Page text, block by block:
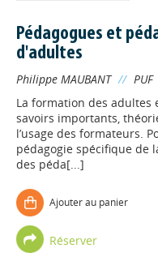
Pédagogues et
d'adultes
Philippe MAUBANT // PUF
La formation des adultes
savoirs importants,
l’usage des formateurs.
pédagogie spécifique de
des péda[...]
Ajouter au panier
Réserver